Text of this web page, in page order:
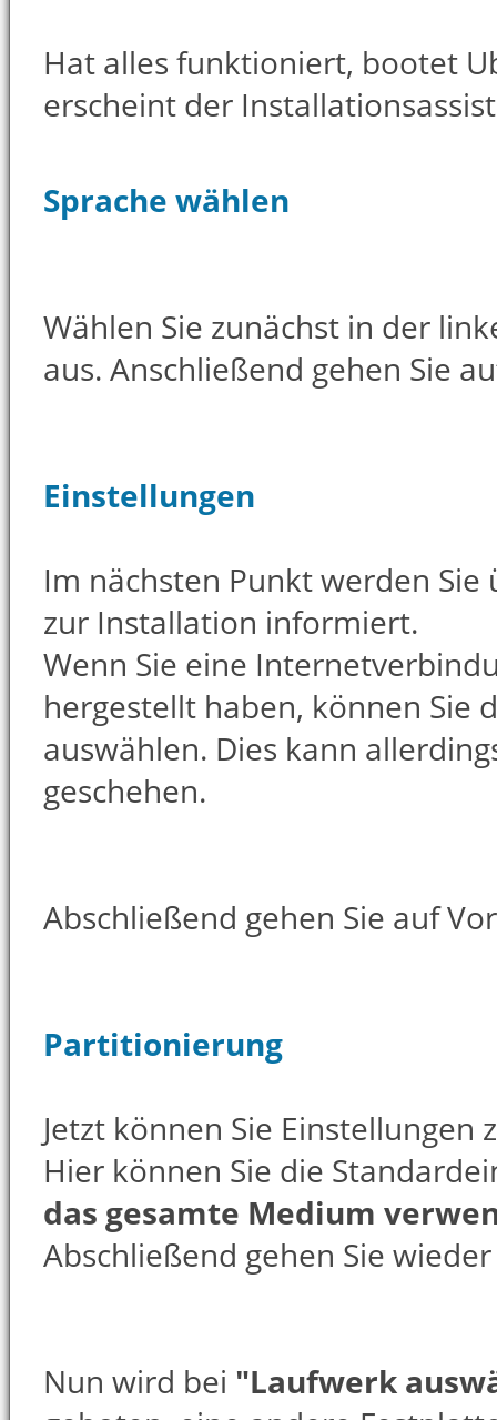
Hat alles funktioniert, bootet
erscheint der
Sprache wählen
Wählen Sie zunächst in der
aus. Anschließend gehen Sie
Einstellungen
Im nächsten Punkt werden
zur Installation informiert.
Wenn Sie eine
hergestellt haben, können Sie
auswählen. Dies kann
geschehen.
Abschließend gehen Sie auf
Partitionierung
Jetzt können Sie
Hier können Sie die
das gesamte Medium
Abschließend gehen Sie
Nun wird bei "Laufwerk